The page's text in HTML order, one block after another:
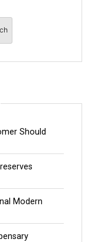
Should
Modern